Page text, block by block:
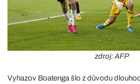
zdroj: AFP
Vyhazov Boatenga šlo z důvodu